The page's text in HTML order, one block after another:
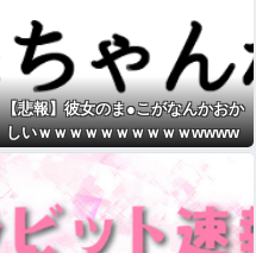
【悲報】彼女のま●こがなんかおか
しいｗｗｗｗｗｗｗｗｗｗwwww